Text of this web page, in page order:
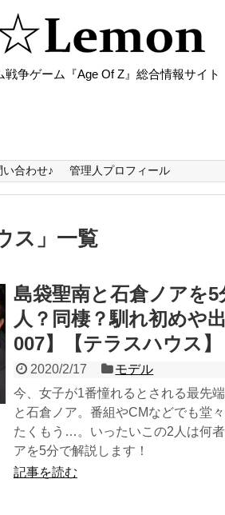
戦争ゲーム『Age Of Z』総合情報サイト
い合わせ♪ 管理人プロフィール
ス 」 一覧
島袋聖南と石倉ノアを
人？同棲？馴れ初めや
007】【テラスハウス】
2020/2/17
モデル
今、女子が1番憧れるとされる最先
と石倉ノア。番組やCMなどでも堂
たくもう…。いったいこの2人は何
アを5分で解説します！
記事を読む